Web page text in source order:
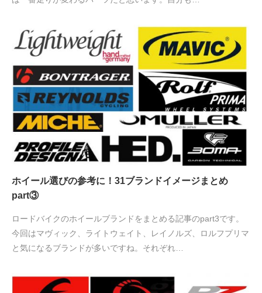
ホイール選びの参考に！31ブランドイメージまとめ
part③
ロードバイクのホイールブランドをまとめる記事のpart3です。
今回はマヴィック、ライトウェイト、レイノルズ、ロルフプリマ
と気になるブランドが多いですね。それぞれ…